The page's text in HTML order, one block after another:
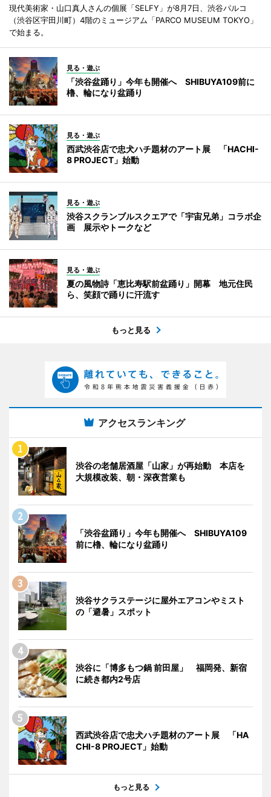
現代美術家・山口真人さんの個展「SELFY」が8月7日、渋谷パルコ
（渋谷区宇田川町）4階のミュージアム「PARCO MUSEUM TOKYO」
で始まる。
見る・遊ぶ
「渋谷盆踊り」今年も開催へ SHIBUYA109前に
櫓、輪になり盆踊り
見る・遊ぶ
西武渋谷店で忠犬ハチ題材のアート展 「HACHI-
8 PROJECT」始動
見る・遊ぶ
渋谷スクランブルスクエアで「宇宙兄弟」コラボ企
画 展示やトークなど
見る・遊ぶ
夏の風物詩「恵比寿駅前盆踊り」開幕 地元住民
ら、笑顔で踊りに汗流す
もっと見る
アクセスランキング
渋谷の老舗居酒屋「山家」が再始動 本店を
大規模改装、朝・深夜営業も
「渋谷盆踊り」今年も開催へ SHIBUYA109
前に櫓、輪になり盆踊り
渋谷サクラステージに屋外エアコンやミスト
の「避暑」スポット
渋谷に「博多もつ鍋 前田屋」 福岡発、新宿
に続き都内2号店
西武渋谷店で忠犬ハチ題材のアート展 「HA
CHI-8 PROJECT」始動
もっと見る